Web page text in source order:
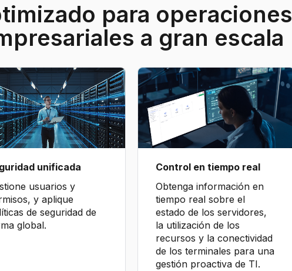
para operaciones
a gran escala
unificada
usuarios y
y aplique
de seguridad de
global.
Control en tiempo real
Obtenga información en
tiempo real sobre el
estado de los servidores,
la utilización de los
recursos y la conectividad
de los terminales para una
gestión proactiva de TI.